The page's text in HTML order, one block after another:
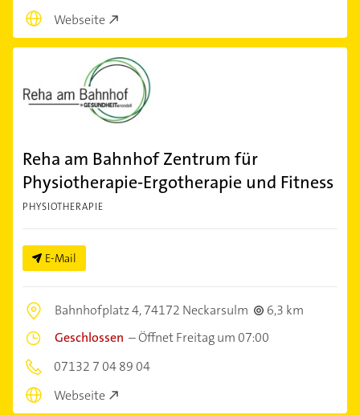
Webseite
Reha am Bahnhof Zentrum für
Physiotherapie-Ergotherapie und Fitness
PHYSIOTHERAPIE
E-Mail
Bahnhofplatz 4,74172 Neckarsulm
6,3 km
Geschlossen –Öffnet Freitag um 07:00
07132 7 04 89 04
Webseite